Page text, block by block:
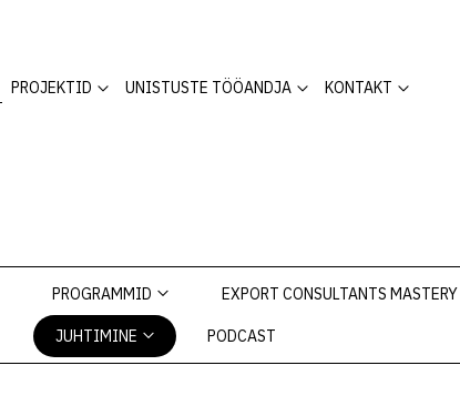
PROJEKTID UNISTUSTE TÖÖANDJA KONTAKT
PROGRAMMID EXPORT CONSULTANTS MASTERY
JUHTIMINE PODCAST